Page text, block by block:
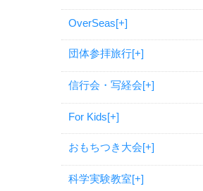
OverSeas[+]
団体参拝旅行[+]
信行会・写経会[+]
For Kids[+]
おもちつき大会[+]
科学実験教室[+]